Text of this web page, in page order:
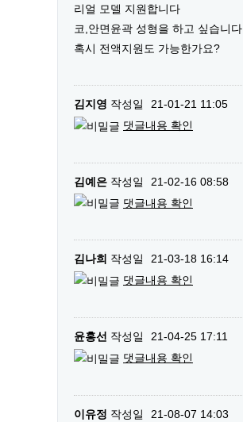
리얼 모델 지원합니다
코,안면윤곽 성형을 하고 싶습니다.
혹시 전액지원도 가능한가요?
김지영 작성일
21-01-21 11:05
댓글내용 확인
김예은 작성일
21-02-16 08:58
댓글내용 확인
김나희 작성일
21-03-18 16:14
댓글내용 확인
윤홍선 작성일
21-04-25 17:11
댓글내용 확인
이유정 작성일
21-08-07 14:03